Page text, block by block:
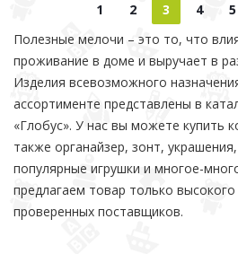
1 2 3 4 5
Полезные мелочи – это то, что
проживание в доме и выручает в
Изделия всевозможного
ассортименте представлены в
«Глобус». У нас вы можете купить
также органайзер, зонт,
популярные игрушки и многое-
предлагаем товар только высокого
проверенных поставщиков.